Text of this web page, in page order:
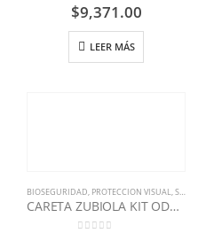
0out of 5
$9,371.00
LEER MÁS
BIOSEGURIDAD, PROTECCION VISUAL,SEGURIDAD INDUSTRIAL
CARETA ZUBIOLA KIT ODONTOLOGICA